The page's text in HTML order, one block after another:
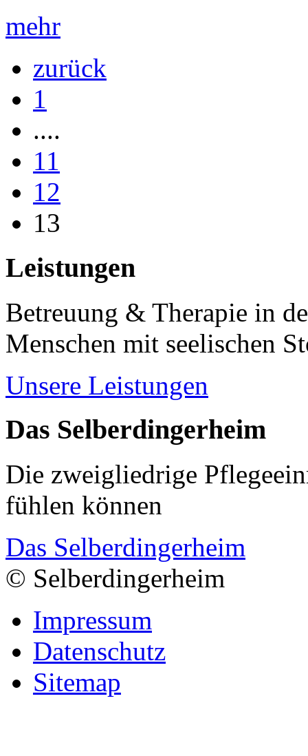
mehr
zurück
1
....
11
12
13
Leistungen
Betreuung & Therapie in
Menschen mit seelischen
Unsere Leistungen
Das Selberdingerheim
Die zweigliedrige
fühlen können
Das Selberdingerheim
© Selberdingerheim
Impressum
Datenschutz
Sitemap